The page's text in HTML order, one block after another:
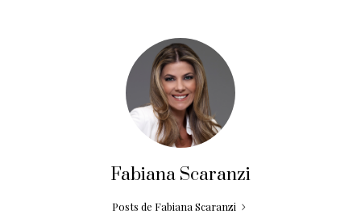
Fabiana Scaranzi
Posts de Fabiana Scaranzi